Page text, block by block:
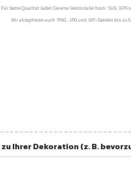
Für beste Qualität laden Sie eine Vektordatei hoch: .SVG, .EPS
Wir akzeptieren auch .PNG, .JPG und .GIF-Dateien bis zu 5
Ihrer Dekoration (z. B.